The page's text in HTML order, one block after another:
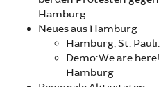
Hamburg
Neues aus Hamburg
Hamburg, St.
Demo: We are
Hamburg